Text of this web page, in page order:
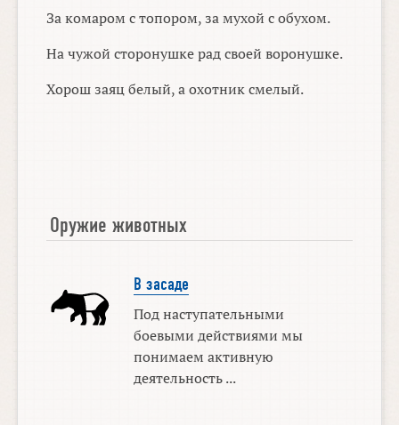
За комаром с топором, за мухой с обухом.
На чужой сторонушке рад своей воронушке.
Хорош заяц белый, а охотник смелый.
Оружие животных
В засаде
Под наступательными
боевыми действиями мы
понимаем активную
деятельность ...